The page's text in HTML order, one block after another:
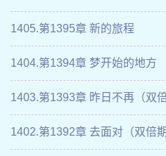
1405.第1395章 新的旅程
1404.第1394章 梦开始的地方
1403.第1393章 昨日不再（双
1402.第1392章 去面对（双倍